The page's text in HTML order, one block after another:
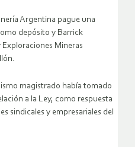
Argentina pague una
depósito y Barrick
Mineras
magistrado había tomado
a la Ley, como respuesta
sindicales y empresariales del